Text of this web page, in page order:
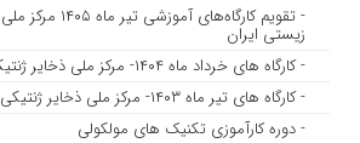
- تقویم کارگاه‌های
زیستی ایران
- کارگاه های خرداد ماه ۱۴۰۴- مرکز ملی ذخایر ژنتیکی و زیستی ایران
- کارگاه های تیر ماه ۱۴۰۳- مرکز ملی ذخایر ژنتیکی و زیستی ایران
- دوره کارآموزی تکنیک های مولکولی